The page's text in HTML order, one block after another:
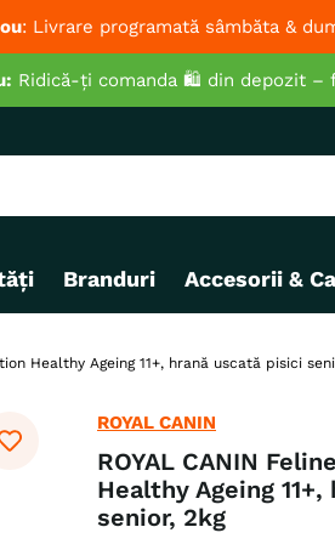
: Livrare programată sâmbăta &
Ridică-ți comanda 🛍️ din depozit –
Branduri Accesorii &
Healthy Ageing 11+, hrană uscată pisici
ROYAL CANIN
ROYAL CANIN
Healthy Ageing
senior, 2kg